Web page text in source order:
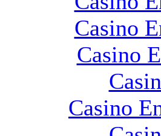
Casino
Casino
Casino